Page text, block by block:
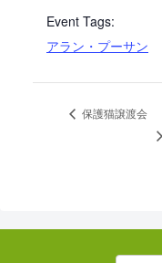
Event Tags:
アラン・プーサン
保護猫譲渡会